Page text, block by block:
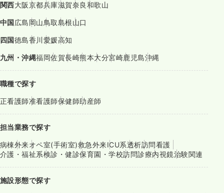
関西大阪京都兵庫滋賀奈良和歌山
中国広島岡山鳥取島根山口
四国徳島香川愛媛高知
九州・沖縄福岡佐賀長崎熊本大分宮崎鹿児島沖縄
職種で探す
正看護師准看護師保健師助産師
担当業務で探す
病棟外来オペ室(手術室)救急外来ICU系透析訪問看護
介護・福祉系検診・健診保育園・学校訪問診療内視鏡治験関連
施設形態で探す